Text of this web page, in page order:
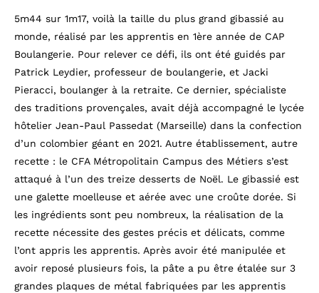
5m44 sur 1m17, voilà la taille du plus grand gibassié au
monde, réalisé par les apprentis en 1ère année de CAP
Boulangerie. Pour relever ce défi, ils ont été guidés par
Patrick Leydier, professeur de boulangerie, et Jacki
Pieracci, boulanger à la retraite. Ce dernier, spécialiste
des traditions provençales, avait déjà accompagné le lycée
hôtelier Jean-Paul Passedat (Marseille) dans la confection
d’un colombier géant en 2021. Autre établissement, autre
recette : le CFA Métropolitain Campus des Métiers s’est
attaqué à l’un des treize desserts de Noël. Le gibassié est
une galette moelleuse et aérée avec une croûte dorée. Si
les ingrédients sont peu nombreux, la réalisation de la
recette nécessite des gestes précis et délicats, comme
l’ont appris les apprentis. Après avoir été manipulée et
avoir reposé plusieurs fois, la pâte a pu être étalée sur 3
grandes plaques de métal fabriquées par les apprentis